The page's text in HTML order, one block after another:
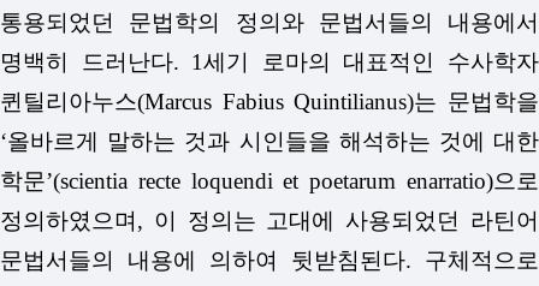
통용되었던 문법학의 정의와 문법서들의 내용에서
명백히 드러난다. 1세기 로마의 대표적인 수사학자
퀸틸리아누스(Marcus Fabius Quintilianus)는 문법학을
‘올바르게 말하는 것과 시인들을 해석하는 것에 대한
학문’(scientia recte loquendi et poetarum enarratio)으로
정의하였으며, 이 정의는 고대에 사용되었던 라틴어
문법서들의 내용에 의하여 뒷받침된다. 구체적으로